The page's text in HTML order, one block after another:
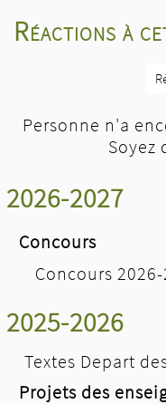
2026-2027
Concours
Concours
2025-2026
Textes Depart
Projets des
Réactions à
Personne n'a
Soyez